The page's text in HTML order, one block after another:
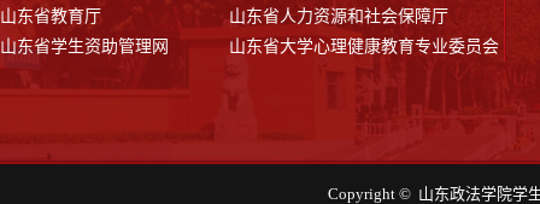
山东省教育厅
山东省人力资源和社会保障厅
山东省学生资助管理网
山东省大学心理健康教育专业委员会
Copyright © 山东政法学院学